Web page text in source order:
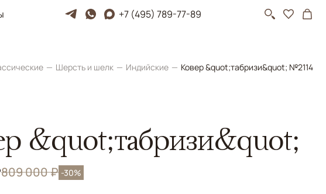
+7 (495) 789-77-89
Шерсть и шелк Индийские Ковер &quot;табризи&quot; №2114
&quot;табризи&quot;
809 000 ₽ -30%